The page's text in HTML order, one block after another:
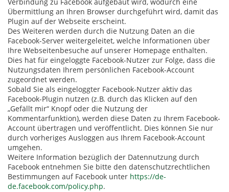
Übermittlung an Ihren Browser durchgeführt wird, damit das
Plugin auf der Webseite erscheint.
Des Weiteren werden durch die Nutzung Daten an die
Facebook-Server weitergeleitet, welche Informationen über
Ihre Webseitenbesuche auf unserer Homepage enthalten.
Dies hat für eingeloggte Facebook-Nutzer zur Folge, dass die
Nutzungsdaten Ihrem persönlichen Facebook-Account
zugeordnet werden.
Sobald Sie als eingeloggter Facebook-Nutzer aktiv das
Facebook-Plugin nutzen (z.B. durch das Klicken auf den
„Gefällt mir“ Knopf oder die Nutzung der
Kommentarfunktion), werden diese Daten zu Ihrem Facebook-
Account übertragen und veröffentlicht. Dies können Sie nur
durch vorheriges Ausloggen aus Ihrem Facebook-Account
umgehen.
Weitere Information bezüglich der Datennutzung durch
Facebook entnehmen Sie bitte den datenschutzrechtlichen
Bestimmungen auf Facebook unter https://de-
de.facebook.com/policy.php.